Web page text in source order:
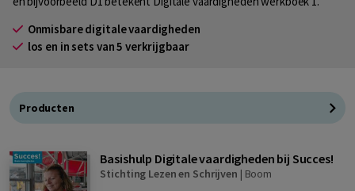
Onmisbare digitale vaardigheden
los en in sets van 5 verkrijgbaar
Producten
Basishulp Digitale vaardigheden bij Succes!
Stichting Lezen en Schrijven | Boom